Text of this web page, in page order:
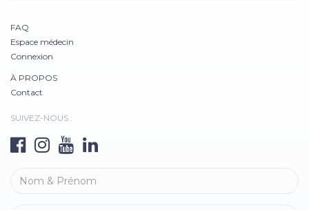
FAQ
Espace médecin
Connexion
À PROPOS
Contact
SUIVEZ-NOUS :